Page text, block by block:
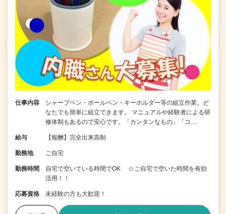
仕事内容
シャープペン・ボールペン・キーホルダー等の組立作業。ど
なたでも簡単に組立できます。 マニュアルや経験者による研
修体制もあるので安心です。「カンタンなもの」「コ…
給与 【報酬】完全出来高制
勤務地 ご自宅
勤務時間
自宅で空いている時間でOK ☆ご自宅で空いた時間を有効
活用！！
応募資格 未経験の方も大歓迎！